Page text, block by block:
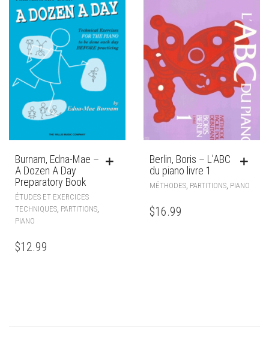
Burnam, Edna-Mae –
A Dozen A Day
Preparatory Book
ÉTUDES ET EXERCICES
TECHNIQUES, PARTITIONS,
PIANO
$12.99
Berlin, Boris – L’ABC
du piano livre 1
MÉTHODES, PARTITIONS, PIANO
$16.99